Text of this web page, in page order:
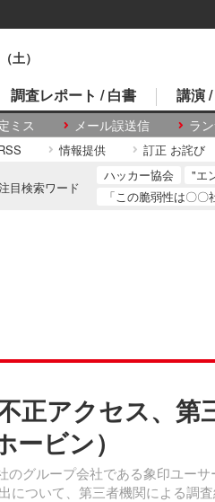
土）
ミス メール誤送信 ラ
調査レポート / 白書 講演
情報提供 訂正 お詫び
目検索ワード
ハッカー協会 "エ
「この脆弱性は〇
正アクセス、第
ビン）
グループ会社である象印ユー
ついて、第三者機関による調査